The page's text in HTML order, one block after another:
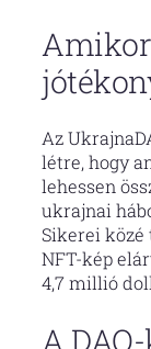
Az
létre, hogy
lehessen
ukrajnai
Sikerei közé
NFT-kép
4,7 millió
A